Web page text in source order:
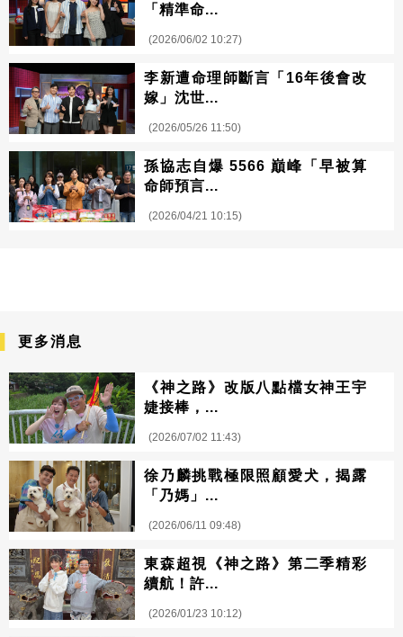
「精準命...
(2026/06/02 10:27)
李新遭命理師斷言「16年後會改
嫁」沈世...
(2026/05/26 11:50)
孫協志自爆 5566 巔峰「早被算
命師預言...
(2026/04/21 10:15)
更多消息
《神之路》改版八點檔女神王宇
婕接棒，...
(2026/07/02 11:43)
徐乃麟挑戰極限照顧愛犬，揭露
「乃媽」...
(2026/06/11 09:48)
東森超視《神之路》第二季精彩
續航！許...
(2026/01/23 10:12)